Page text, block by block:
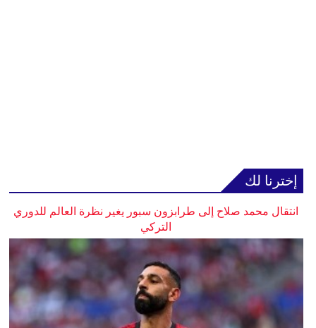
إخترنا لك
انتقال محمد صلاح إلى طرابزون سبور يغير نظرة العالم للدوري
التركي